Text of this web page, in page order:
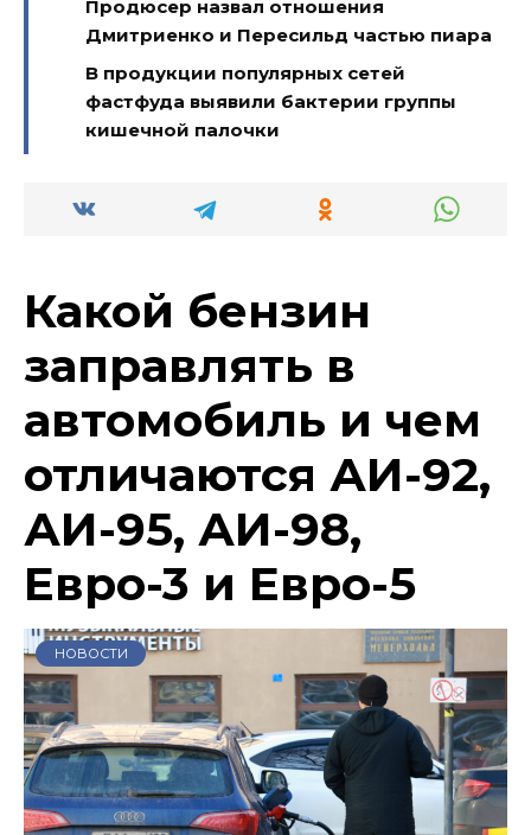
Продюсер назвал отношения
Дмитриенко и Пересильд частью пиара
В продукции популярных сетей
фастфуда выявили бактерии группы
кишечной палочки
Какой бензин
заправлять в
автомобиль и чем
отличаются АИ-92,
АИ-95, АИ-98,
Евро-3 и Евро-5
НОВОСТИ